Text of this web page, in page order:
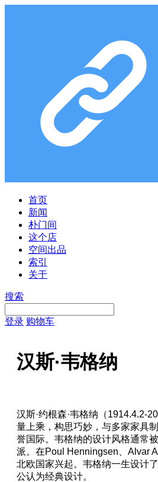
首页
新闻
朴门间
这个店
空间出品
索引
关于
搜索
登录 购物车
汉斯·韦格纳
汉斯·约根森·韦格纳（1914.4.2-
量上乘，构思巧妙，与多家家具
誉国际。韦格纳的设计风格通常
派。在Poul Henningsen、Alvar
北欧国家兴起。韦格纳一生设计
公认为经典设计。